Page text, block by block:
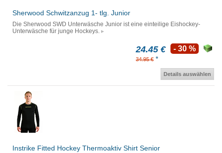
Sherwood Schwitzanzug 1- tlg. Junior
Die Sherwood SWD Unterwäsche Junior ist eine einteilige Eishockey-
Unterwäsche für junge Hockeys.
24.45 €
34.95 € *
- 30 %
Details auswählen
Instrike Fitted Hockey Thermoaktiv Shirt Senior